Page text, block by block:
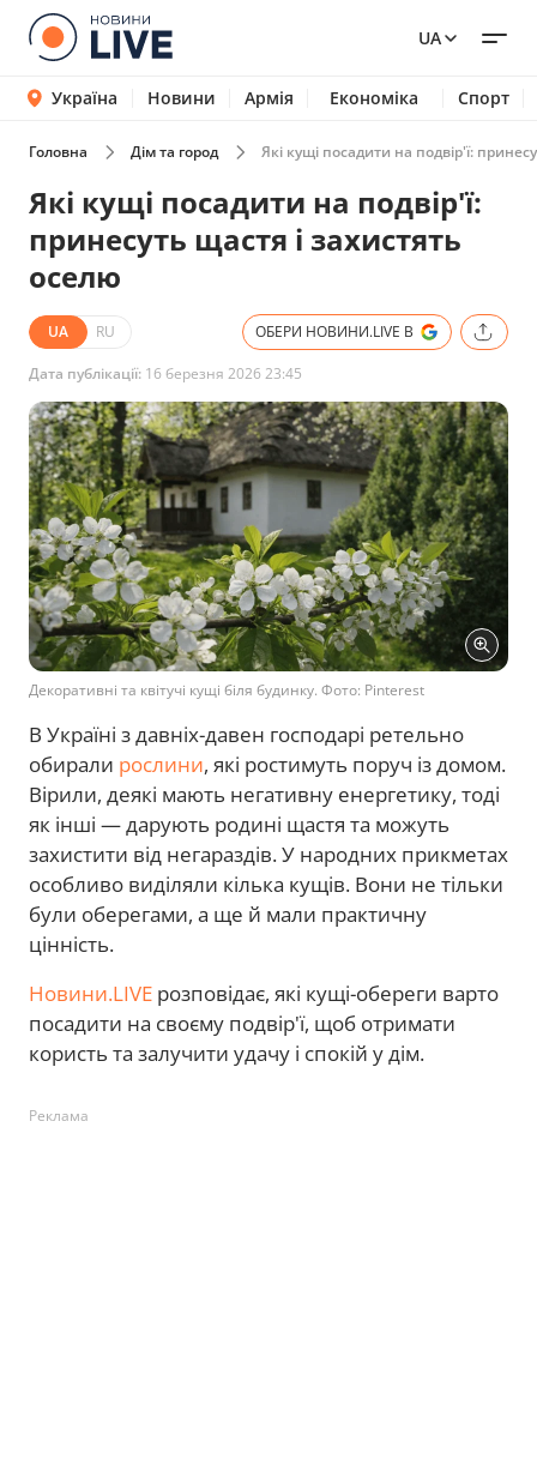
UA
Україна Новини Армія Економіка Спорт
Головна Дім та город Які кущі посадити на подвір'ї:
Які кущі посадити на подвір'ї:
принесуть щастя і захистять
оселю
UA RU ОБЕРИ НОВИНИ.LIVE В
Дата публікації: 16 березня 2026 23:45
Декоративні та квітучі кущі біля будинку. Фото: Pinterest
В Україні з давніх-давен господарі ретельно
обирали рослини, які ростимуть поруч із домом.
Вірили, деякі мають негативну енергетику, тоді
як інші — дарують родині щастя та можуть
захистити від негараздів. У народних прикметах
особливо виділяли кілька кущів. Вони не тільки
були оберегами, а ще й мали практичну
цінність.
Новини.LIVE розповідає, які кущі-обереги варто
посадити на своєму подвір'ї, щоб отримати
користь та залучити удачу і спокій у дім.
Реклама